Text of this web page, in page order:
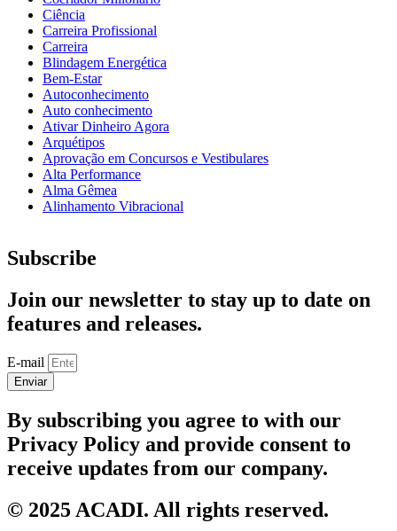
Ciência
Carreira Profissional
Carreira
Blindagem Energética
Bem-Estar
Autoconhecimento
Auto conhecimento
Ativar Dinheiro Agora
Arquétipos
Aprovação em Concursos e Vestibulares
Alta Performance
Alma Gêmea
Alinhamento Vibracional
Subscribe
Join our newsletter to stay up to date on
features and releases.
E-mail
Enviar
By subscribing you agree to with our
Privacy Policy and provide consent to
receive updates from our company.
© 2025 ACADI. All rights reserved.